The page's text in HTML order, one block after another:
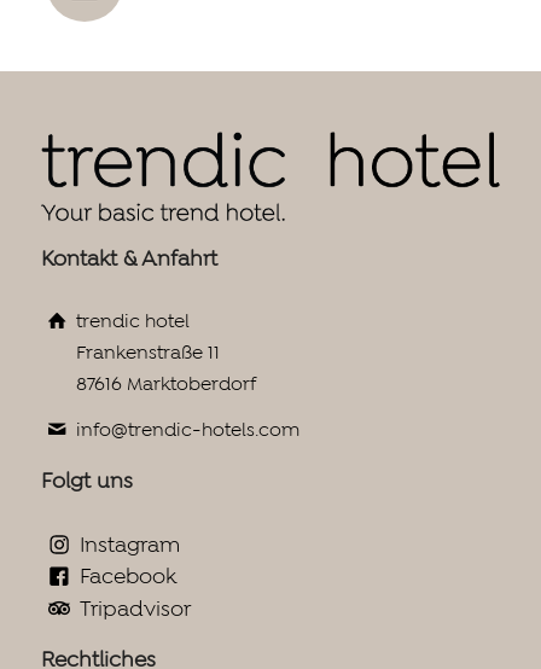
Kontakt & Anfahrt
trendic hotel
Frankenstraße 11
87616 Marktoberdorf
info@trendic-hotels.com
Folgt uns
Instagram
Facebook
Tripadvisor
Rechtliches